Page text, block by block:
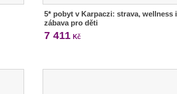
5* pobyt v Karpaczi: strava, wellness i
zábava pro děti
7 411 Kč